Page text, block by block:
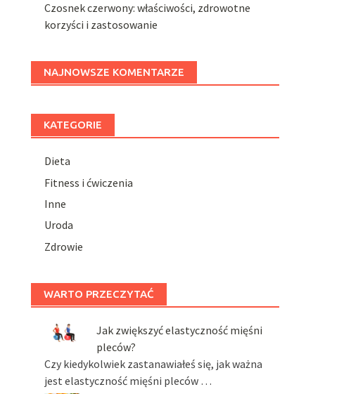
Czosnek czerwony: właściwości, zdrowotne
korzyści i zastosowanie
NAJNOWSZE KOMENTARZE
KATEGORIE
Dieta
Fitness i ćwiczenia
Inne
Uroda
Zdrowie
WARTO PRZECZYTAĆ
Jak zwiększyć elastyczność mięśni
pleców?
Czy kiedykolwiek zastanawiałeś się, jak ważna
jest elastyczność mięśni pleców …